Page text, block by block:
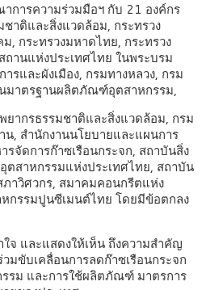
การความร่วมมือฯ กับ 21 องค์กร
าติและสิ่งแวดล้อม, กระทรวง
, กระทรวงมหาดไทย, กระทรวง
านแห่งประเทศไทย ในพระบรม
รและผังเมือง, กรมทางหลวง, กรม
มาตรฐานผลิตภัณฑ์อุตสาหกรรม,
ากรธรรมชาติและสิ่งแวดล้อม, กรม
, สำนักงานนโยบายและแผนการ
รจัดการก๊าซเรือนกระจก, สถาบันสิ่ง
ตสาหกรรมแห่งประเทศไทย, สถาบัน
าวิศวกร, สมาคมคอนกรีตแห่ง
กรรมปูนซีเมนต์ไทย โดยมีข้อตกลง
และแสดงให้เห็น ถึงความสำคัญ
มขับเคลื่อนการลดก๊าซเรือนกระจก
รม และการใช้ผลิตภัณฑ์ มาตรการ